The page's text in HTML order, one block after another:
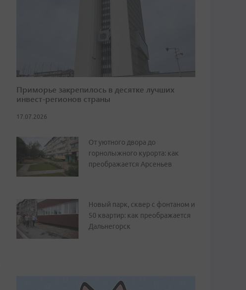
Приморье закрепилось в десятке лучших
инвест-регионов страны
17.07.2026
От уютного двора до
горнолыжного курорта: как
преображается Арсеньев
Новый парк, сквер с фонтаном и
50 квартир: как преображается
Дальнегорск